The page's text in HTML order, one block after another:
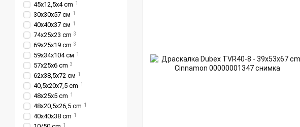
45x12,5x4 cm 1
30х30х57 см 1
40х40х37 см 1
74x25x23 cm 3
69x25x19 cm 3
59х34х104 см 1
57x25x6 cm 3
62х38,5х72 см 1
40,5х20х7,5 cm 1
48x25x5 cm 1
48х20,5х26,5 cm 1
40х40х38 cm 1
1